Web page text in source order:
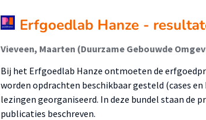
Erfgoedlab Hanze -
Bij het Erfgoedlab Hanze ontmoeten de
worden opdrachten beschikbaar gesteld (cases
lezingen georganiseerd. In deze bundel staan de
publicaties beschreven.